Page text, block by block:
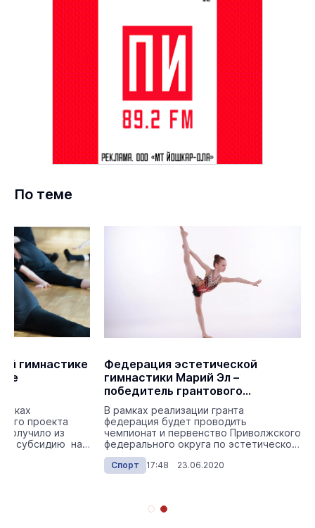
По теме
гимнастике
проекта
из
субсидию на
Федерация эстетической
гимнастики Марий Эл –
победитель грантового
направления
В рамках реализации гранта
федерация будет проводить
чемпионат и первенство Приволжского
федерального округа по эстетической
гимнастике в Йошкар-Оле.
Спорт 17:48 23.06.2020